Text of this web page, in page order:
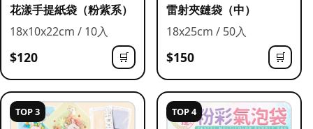
花漾手提紙袋（粉紫系）
18x10x22cm / 10入
$120 🛒
雷射夾鏈袋（中）
18x25cm / 50入
$150 🛒
TOP 3 TOP 4